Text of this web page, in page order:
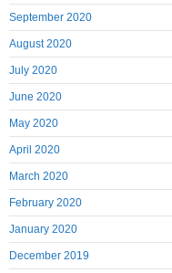
September 2020
August 2020
July 2020
June 2020
May 2020
April 2020
March 2020
February 2020
January 2020
December 2019